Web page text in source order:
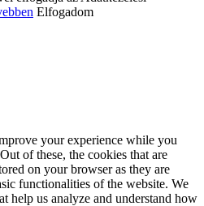
Elfogadom
your experience while you
of these, the cookies that are
on your browser as they are
functionalities of the website. We
help us analyze and understand how